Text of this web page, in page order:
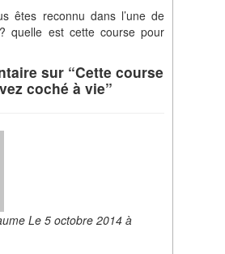
êtes reconnu dans l’une de
quelle est cette course pour
sur “Cette course
coché à vie”
Le 5 octobre 2014 à